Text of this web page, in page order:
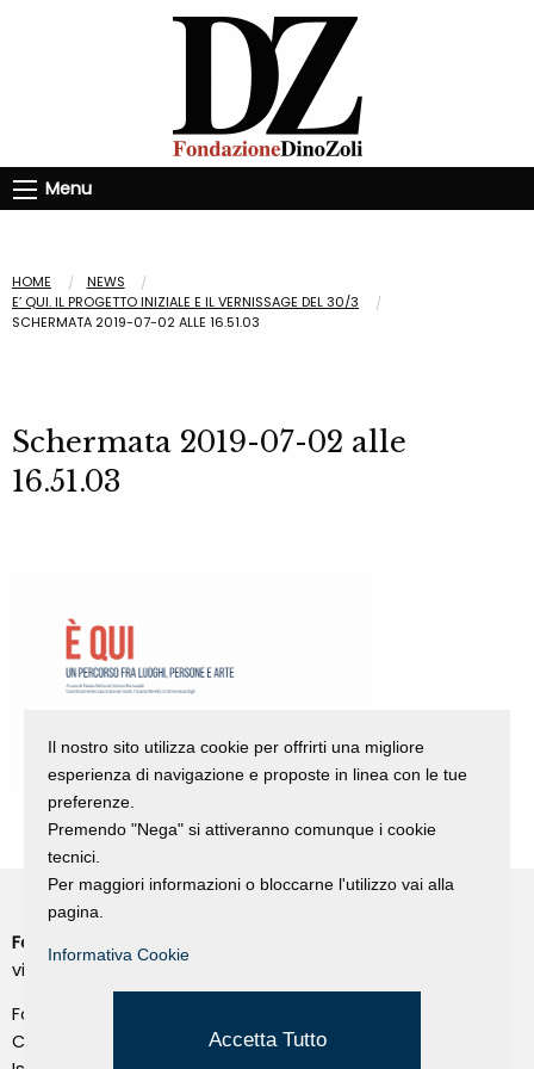
Menu
HOME
NEWS
E’ QUI. IL PROGETTO INIZIALE E IL VERNISSAGE DEL 30/3
SCHERMATA 2019-07-02 ALLE 16.51.03
Schermata 2019-07-02 alle
16.51.03
Fondazione Dino Zoli
viale Bologna 288, Forlì
Fondo dot. euro 285.000 i.v.
CF e P.IVA 03692820404
Privacy Policy
Il nostro sito utilizza cookie per offrirti una migliore
esperienza di navigazione e proposte in linea con le tue
preferenze.
Premendo "Nega" si attiveranno comunque i cookie
tecnici.
Per maggiori informazioni o bloccarne l'utilizzo vai alla
pagina.
Informativa Cookie
Accetta Tutto